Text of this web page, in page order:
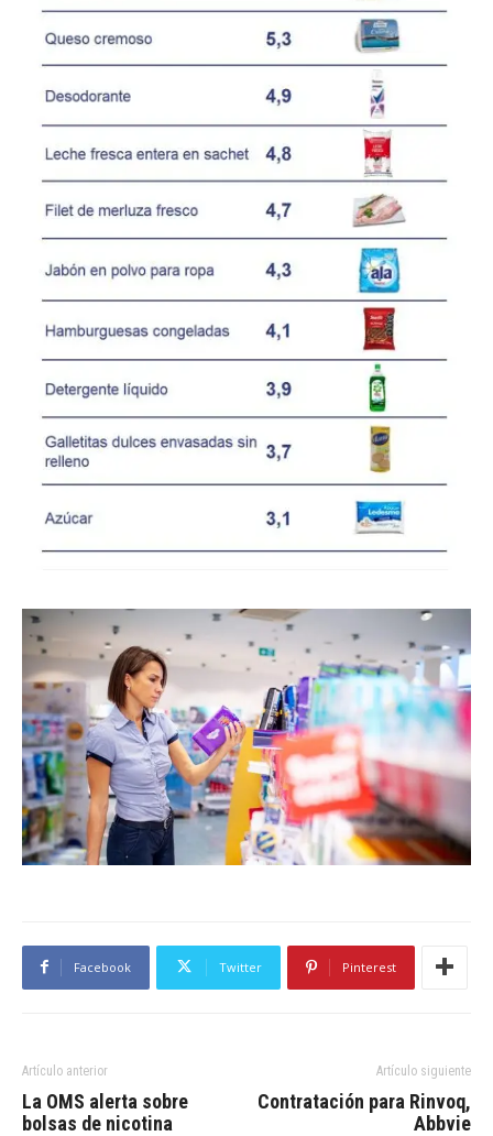
Facebook Twitter Pinterest
Artículo anterior
La OMS alerta sobre
bolsas de nicotina
Artículo siguiente
Contratación para Rinvoq,
Abbvie